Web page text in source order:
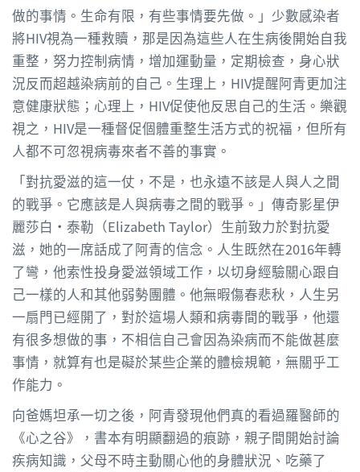
做的事情。生命有限，有些事情要先做。」少數感染者
將HIV視為一種救贖，那是因為這些人在生病後開始自我
重整，努力控制病情，增加運動量，定期檢查，身心狀
況反而超越染病前的自己。生理上，HIV提醒阿青更加注
意健康狀態；心理上，HIV促使他反思自己的生活。樂觀
視之，HIV是一種督促個體重整生活方式的祝福，但所有
人都不可忽視病毒來者不善的事實。
「對抗愛滋的這一仗，不是，也永遠不該是人與人之間
的戰爭。它應該是人與病毒之間的戰爭。」傳奇影星伊
麗莎白‧泰勒（Elizabeth Taylor）生前致力於對抗愛
滋，她的一席話成了阿青的信念。人生既然在2016年轉
了彎，他索性投身愛滋領域工作，以切身經驗關心跟自
己一樣的人和其他弱勢團體。他無暇傷春悲秋，人生另
一扇門已經開了，對於這場人類和病毒間的戰爭，他還
有很多想做的事，不相信自己會因為染病而不能做甚麼
事情，就算有也是礙於某些企業的體檢規範，無關乎工
作能力。
向爸媽坦承一切之後，阿青發現他們真的看過羅醫師的
《心之谷》，書本有明顯翻過的痕跡，親子間開始討論
疾病知識，父母不時主動關心他的身體狀況、吃藥了